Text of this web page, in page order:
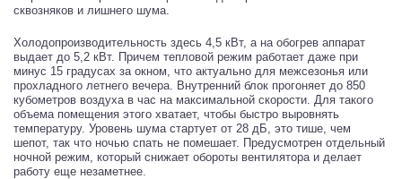
сквозняков и лишнего шума.
Холодопроизводительность здесь 4,5 кВт, а на обогрев аппарат
выдает до 5,2 кВт. Причем тепловой режим работает даже при
минус 15 градусах за окном, что актуально для межсезонья или
прохладного летнего вечера. Внутренний блок прогоняет до 850
кубометров воздуха в час на максимальной скорости. Для такого
объема помещения этого хватает, чтобы быстро выровнять
температуру. Уровень шума стартует от 28 дБ, это тише, чем
шепот, так что ночью спать не помешает. Предусмотрен отдельный
ночной режим, который снижает обороты вентилятора и делает
работу еще незаметнее.